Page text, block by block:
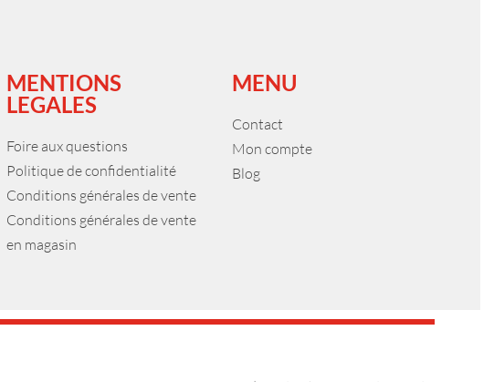
MENTIONS
LEGALES
Foire aux questions
Politique de confidentialité
Conditions générales de vente
Conditions générales de vente
en magasin
MENU
Contact
Mon compte
Blog